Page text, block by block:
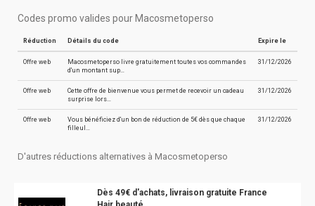
Codes promo valides pour Macosmetoperso
Réduction Détails du code Expire le
Offre web
Macosmetoperso livre gratuitement toutes vos commandes
d'un montant sup…
31/12/2026
Offre web
Cette offre de bienvenue vous permet de recevoir un cadeau
surprise lors…
31/12/2026
Offre web
Vous bénéficiez d'un bon de réduction de 5€ dès que chaque
filleul…
31/12/2026
D'autres réductions alternatives à Macosmetoperso
Dès 49€ d'achats, livraison gratuite France